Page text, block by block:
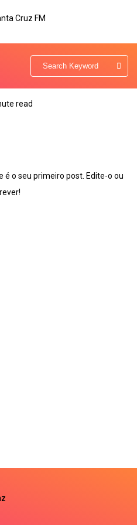
read
é o seu primeiro post. Edite-o ou